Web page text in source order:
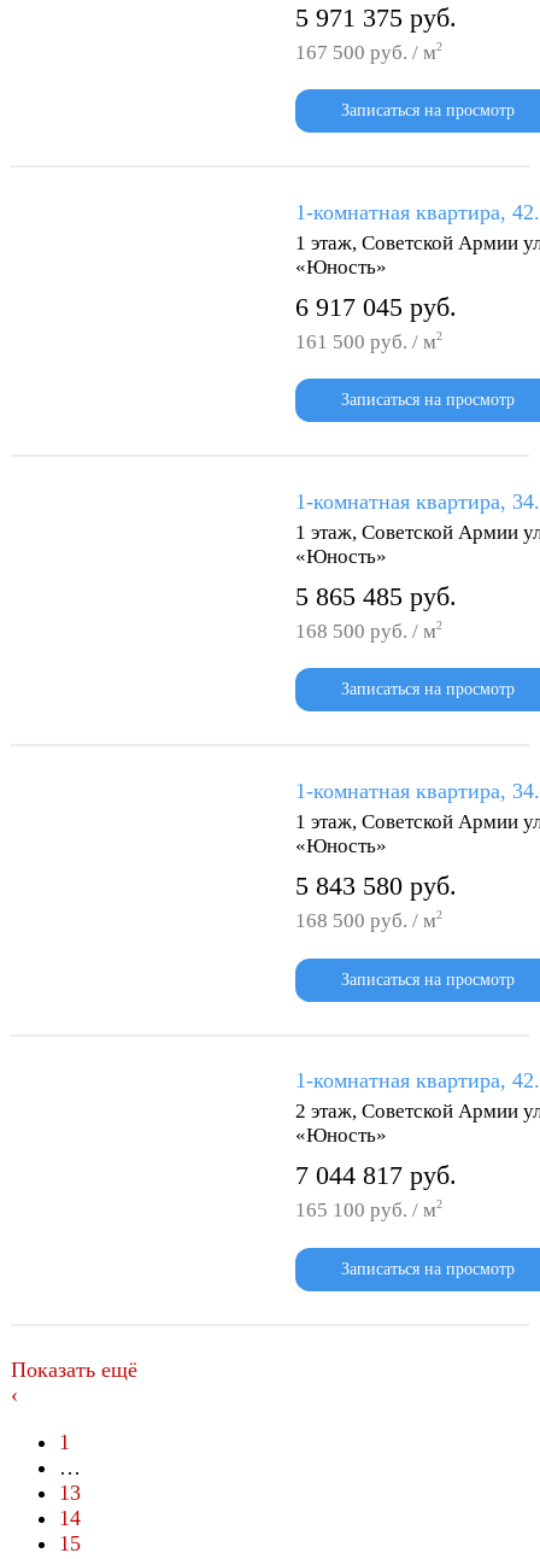
5 971 375 руб.
167 500 руб. / м2
Записаться на просмотр
1-комнатная квартира,
1 этаж, Советской Армии
«Юность»
6 917 045 руб.
161 500 руб. / м2
Записаться на просмотр
1-комнатная квартира,
1 этаж, Советской Армии
«Юность»
5 865 485 руб.
168 500 руб. / м2
Записаться на просмотр
1-комнатная квартира,
1 этаж, Советской Армии
«Юность»
5 843 580 руб.
168 500 руб. / м2
Записаться на просмотр
1-комнатная квартира,
2 этаж, Советской Армии
«Юность»
7 044 817 руб.
165 100 руб. / м2
Записаться на просмотр
Показать ещё
‹
1
…
13
14
15